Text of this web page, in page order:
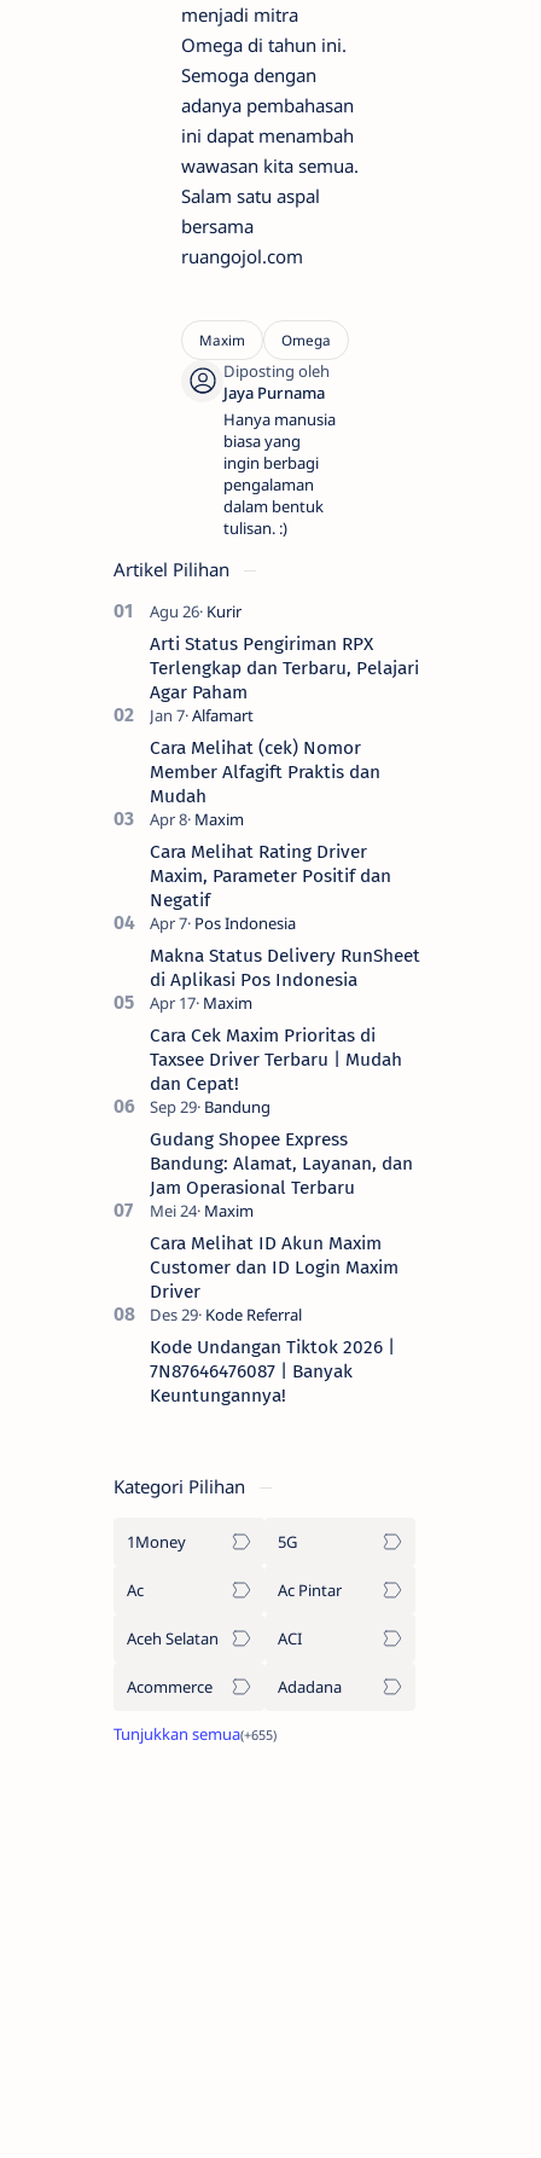
menjadi mitra
Omega di tahun ini.
Semoga dengan
adanya pembahasan
ini dapat menambah
wawasan kita semua.
Salam satu aspal
bersama
ruangojol.com
Hanya manusia
biasa yang
ingin berbagi
pengalaman
dalam bentuk
tulisan. :)
Artikel Pilihan
Arti Status Pengiriman RPX
Terlengkap dan Terbaru, Pelajari
Agar Paham
Cara Melihat (cek) Nomor
Member Alfagift Praktis dan
Mudah
Cara Melihat Rating Driver
Maxim, Parameter Positif dan
Negatif
Makna Status Delivery RunSheet
di Aplikasi Pos Indonesia
Cara Cek Maxim Prioritas di
Taxsee Driver Terbaru | Mudah
dan Cepat!
Gudang Shopee Express
Bandung: Alamat, Layanan, dan
Jam Operasional Terbaru
Cara Melihat ID Akun Maxim
Customer dan ID Login Maxim
Driver
Kode Undangan Tiktok 2026 |
7N87646476087 | Banyak
Keuntungannya!
Kategori Pilihan
1Money 5G
Ac Ac Pintar
Aceh Selatan ACI
Acommerce Adadana